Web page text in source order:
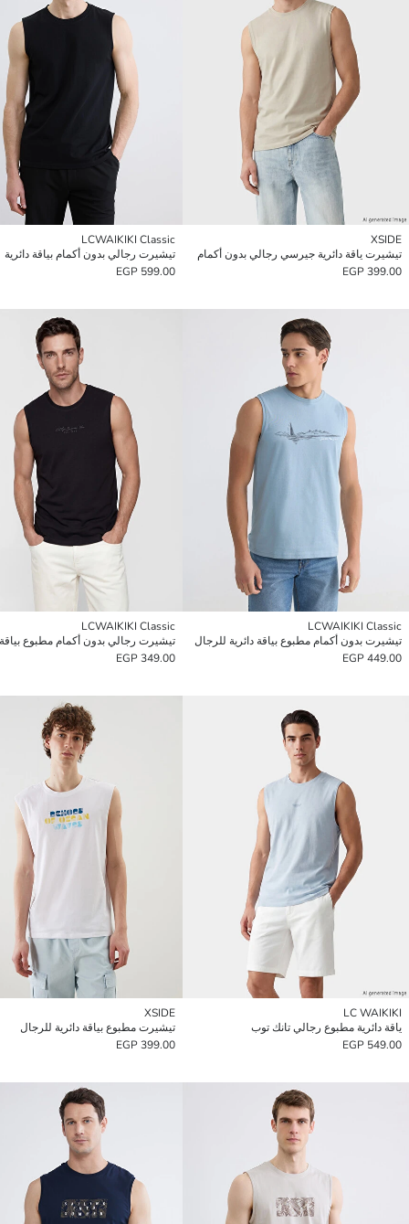
XSIDE
تيشيرت ياقة دائرية جيرسي رجالي بدون أكمام
399.00 EGP
LCWAIKIKI Classic
تيشيرت رجالي بدون أكمام بياقة دائرية
599.00 EGP
LCWAIKIKI Classic
تيشيرت بدون أكمام مطبوع بياقة دائرية للرجال
449.00 EGP
LCWAIKIKI Classic
تيشيرت رجالي بدون أكمام مطبوع بياقة
349.00 EGP
LC WAIKIKI
ياقة دائرية مطبوع رجالي تانك توب
549.00 EGP
XSIDE
تيشيرت مطبوع بياقة دائرية للرجال
399.00 EGP